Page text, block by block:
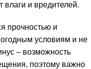
влаги и вредителей.
прочностью и
условиям и не
– возможность
поэтому важно